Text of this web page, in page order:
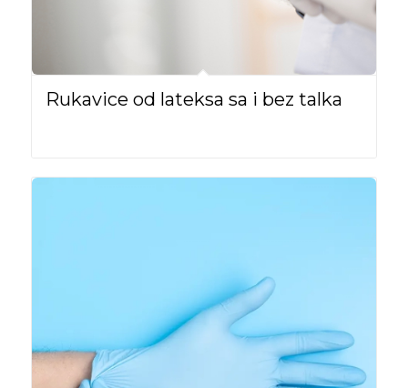
Rukavice od lateksa sa i bez talka